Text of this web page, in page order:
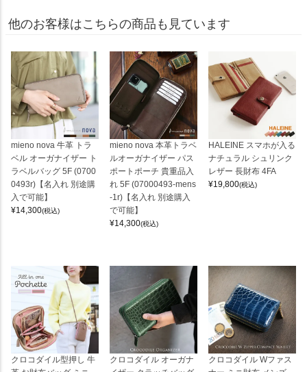
他のお客様はこちらの商品も見ています
mieno nova 牛革 トラ
ベル オーガナイザー ト
ラベルバッグ 5F (0700
0493r)【名入れ 別途購
入で可能】
¥14,300(税込)
mieno nova 本革トラベ
ルオーガナイザー パス
ポートポーチ 貴重品入
れ 5F (07000493-mens
-1r)【名入れ 別途購入
で可能】
¥14,300(税込)
HALEINE スマホが入る
ナチュラル シュリンク
レザー 長財布 4FA
¥19,800(税込)
クロコダイル型押し 牛
クロコダイル オーガナ
クロコダイル Wファス